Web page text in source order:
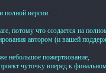
полной версии.
потому что создается на
автором (и вашей
небольшое пожертвование,
чуточку вперед к